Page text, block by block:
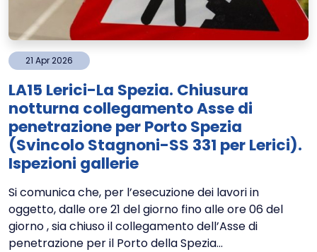
21 Apr2026
LA15 Lerici-La Spezia. Chiusura
notturna collegamento Asse di
penetrazione per Porto Spezia
(Svincolo Stagnoni-SS 331 per Lerici).
Ispezioni gallerie
Si comunica che, per l’esecuzione dei lavori in
oggetto, dalle ore 21 del giorno fino alle ore 06 del
giorno , sia chiuso il collegamento dell’Asse di
penetrazione per il Porto della Spezia...